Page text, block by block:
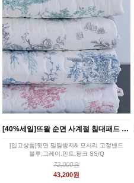
[40%세일]뜨왈 순면 사계절 침대패드 4color
[입고상품]뒷면 밀림방지& 모서리 고정밴드
블루,그레이,민트,핑크 SS/Q
72,000원
43,200원